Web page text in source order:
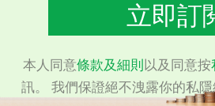
立即訂
本人同意條款及細則 以及同意按
訊。 我們保證絕不洩露你的私隱